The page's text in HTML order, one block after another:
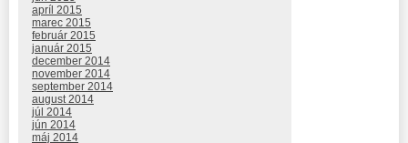
apríl 2015
marec 2015
február 2015
január 2015
december 2014
november 2014
september 2014
august 2014
júl 2014
jún 2014
máj 2014